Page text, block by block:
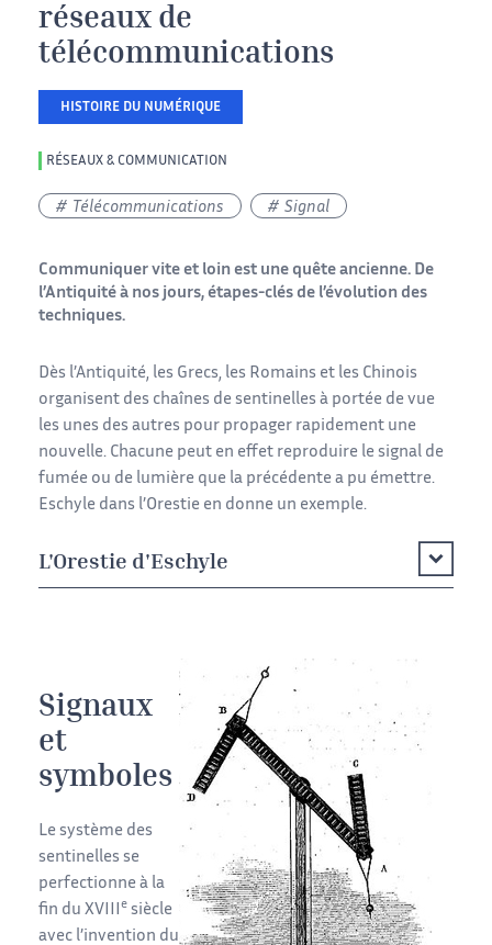
réseaux de
télécommunications
HISTOIRE DU NUMÉRIQUE
RÉSEAUX & COMMUNICATION
Télécommunications Signal
Communiquer vite et loin est une quête ancienne. De
l’Antiquité à nos jours, étapes-clés de l’évolution des
techniques.
Dès l’Antiquité, les Grecs, les Romains et les Chinois
organisent des chaînes de sentinelles à portée de vue
les unes des autres pour propager rapidement une
nouvelle. Chacune peut en effet reproduire le signal de
fumée ou de lumière que la précédente a pu émettre.
Eschyle dans l’Orestie en donne un exemple.
L'Orestie d'Eschyle
Signaux
et
symboles
Le système des
sentinelles se
perfectionne à la
fin du XVIII
e siècle
avec l’invention du